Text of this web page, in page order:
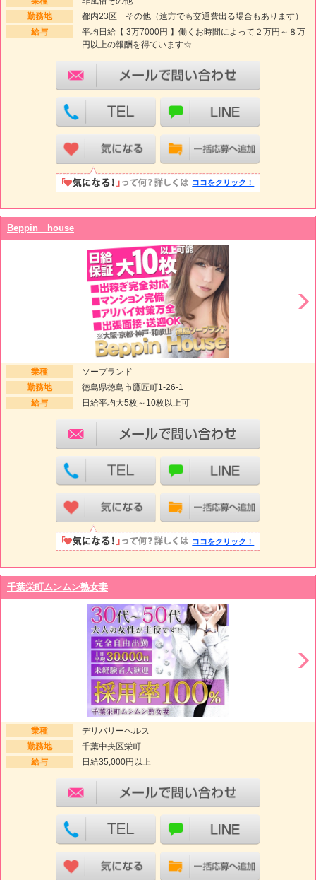
勤務地
都内23区 その他（遠方でも交通費出る場合もあります）
給与
平均日給【 3万7000円 】働くお時間によって２万円～８万
円以上の報酬を得ています☆
ココをクリック！
Beppin house
業種
ソープランド
勤務地
徳島県徳島市鷹匠町1-26-1
給与
日給平均大5枚～10枚以上可
ココをクリック！
千葉栄町ムンムン熟女妻
業種
デリバリーヘルス
勤務地
千葉中央区栄町
給与
日給35,000円以上